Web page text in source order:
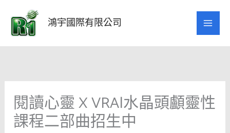
要
鴻宇國際有限公司
閱讀心靈 X VRA|水晶頭顱靈性
課程二部曲招生中